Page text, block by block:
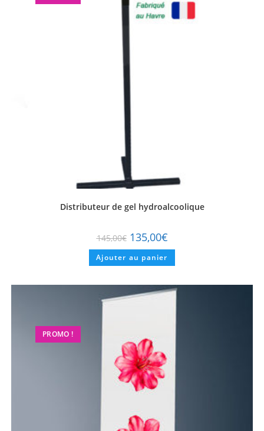
Distributeur de gel hydroalcoolique
145,00€ 135,00€
Ajouter au panier
PROMO !